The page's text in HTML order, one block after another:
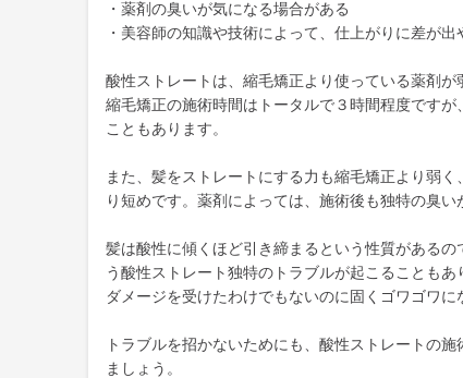
・薬剤の臭いが気になる場合がある
・美容師の知識や技術によって、仕上がりに差が出
酸性ストレートは、縮毛矯正より使っている薬剤が
縮毛矯正の施術時間はトータルで３時間程度です
こともあります。
また、髪をストレートにする力も縮毛矯正より弱
り短めです。薬剤によっては、施術後も独特の臭い
髪は酸性に傾くほど引き締まるという性質がある
う酸性ストレート独特のトラブルが起こることもあ
ダメージを受けたわけでもないのに固くゴワゴワに
トラブルを招かないためにも、酸性ストレートの
ましょう。